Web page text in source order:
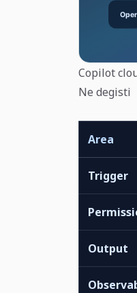
Copilot
Ne degisti
Area
Trigger
Output